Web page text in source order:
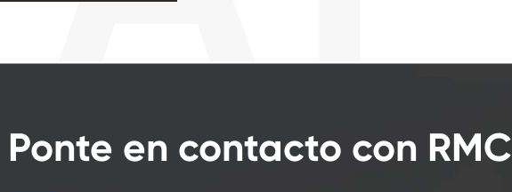
Ponte en contacto con RMC